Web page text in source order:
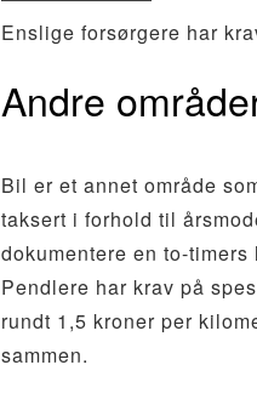
Enslige forsørgere har
Andre
Bil er et annet område
taksert i forhold til
dokumentere en to-
Pendlere har krav på
rundt 1,5 kroner per
sammen.